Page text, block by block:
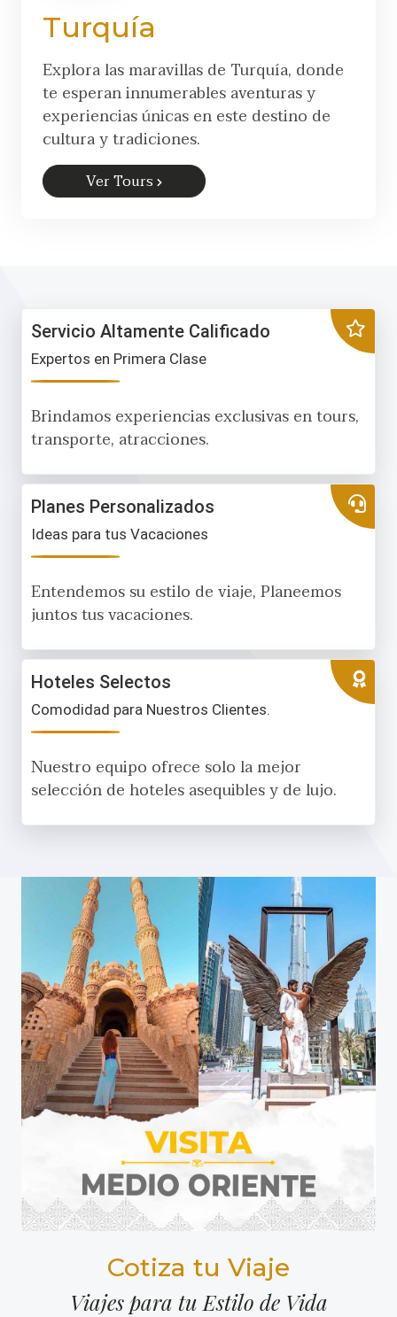
Turquía
Explora las maravillas de Turquía, donde
te esperan innumerables aventuras y
experiencias únicas en este destino de
cultura y tradiciones.
Ver Tours
Servicio Altamente Calificado
Expertos en Primera Clase
Brindamos experiencias exclusivas en tours,
transporte, atracciones.
Planes Personalizados
Ideas para tus Vacaciones
Entendemos su estilo de viaje, Planeemos
juntos tus vacaciones.
Hoteles Selectos
Comodidad para Nuestros Clientes.
Nuestro equipo ofrece solo la mejor
selección de hoteles asequibles y de lujo.
Cotiza tu Viaje
Viajes para tu Estilo de Vida